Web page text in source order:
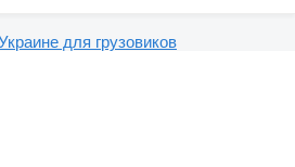
для грузовиков